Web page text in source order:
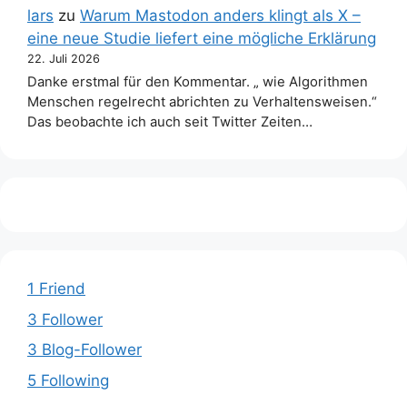
lars zu Warum Mastodon anders klingt als X –
eine neue Studie liefert eine mögliche Erklärung
22. Juli 2026
Danke erstmal für den Kommentar. „ wie Algorithmen
Menschen regelrecht abrichten zu Verhaltensweisen.“
Das beobachte ich auch seit Twitter Zeiten…
1 Friend
3 Follower
3 Blog-Follower
5 Following